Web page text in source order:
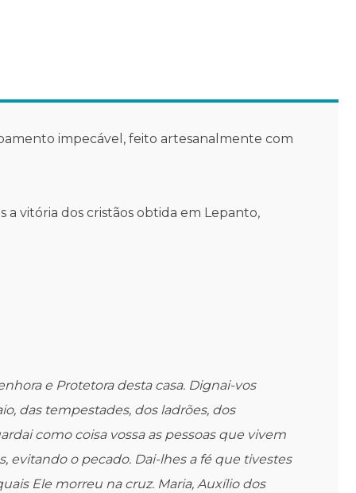
impecável, feito artesanalmente com
a vitória dos cristãos obtida em Lepanto,
e Protetora desta casa. Dignai-vos
das tempestades, dos ladrões, dos
como coisa vossa as pessoas que vivem
evitando o pecado. Dai-lhes a fé que tivestes
Ele morreu na cruz. Maria, Auxílio dos